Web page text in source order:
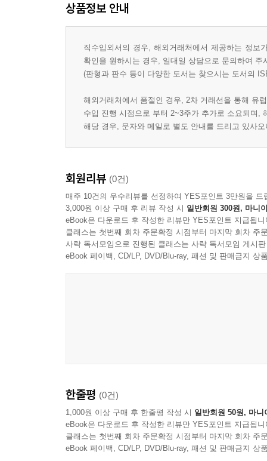
상품정보 안내
직수입외서의 경우, 해외거래처에서 제공하는 정
확인을 원하시는 경우, 일대일 상담으로 문의하여 주
(판형과 판수 등이 다양한 도서는 찾으시는 도서의
해외거래처에서 품절인 경우, 2차 거래선을 통해 유
수입 진행 시점으로 부터 2~3주가 추가로 소요되며,
해당 경우, 문자와 메일로 별도 안내를 드리고 있사
회원리뷰 (0건)
매주 10건의 우수리뷰를 선정하여 YES포인트 3만원을 드
3,000원 이상 구매 후 리뷰 작성 시 일반회원 300원, 마니
eBook은 다운로드 후 작성한 리뷰만 YES포인트 지급됩니
클래스는 첫번째 회차 주문확정 시점부터 마지막 회차 주
사락 독서모임으로 진행된 클래스는 사락 독서모임 게시
eBook 페이백, CD/LP, DVD/Blu-ray, 패션 및 판매금지 상
한줄평 (0건)
1,000원 이상 구매 후 한줄평 작성 시 일반회원 50원, 마니
eBook은 다운로드 후 작성한 리뷰만 YES포인트 지급됩니
클래스는 첫번째 회차 주문확정 시점부터 마지막 회차 주
eBook 페이백, CD/LP, DVD/Blu-ray, 패션 및 판매금지 상